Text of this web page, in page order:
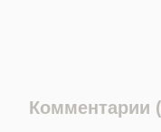
Комментарии